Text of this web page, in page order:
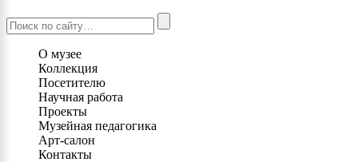
О музее
Коллекция
Посетителю
Научная работа
Проекты
Музейная педагогика
Арт-салон
Контакты